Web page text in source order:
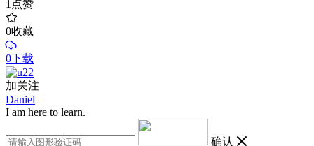
1点赞
0收藏
0下载
加关注
Daniel
I am here to learn.
确认